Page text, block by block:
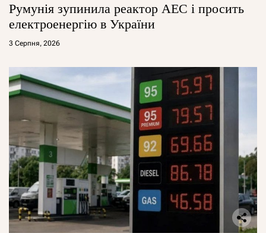
Румунія зупинила реактор АЕС і просить
електроенергію в України
3 Серпня, 2026